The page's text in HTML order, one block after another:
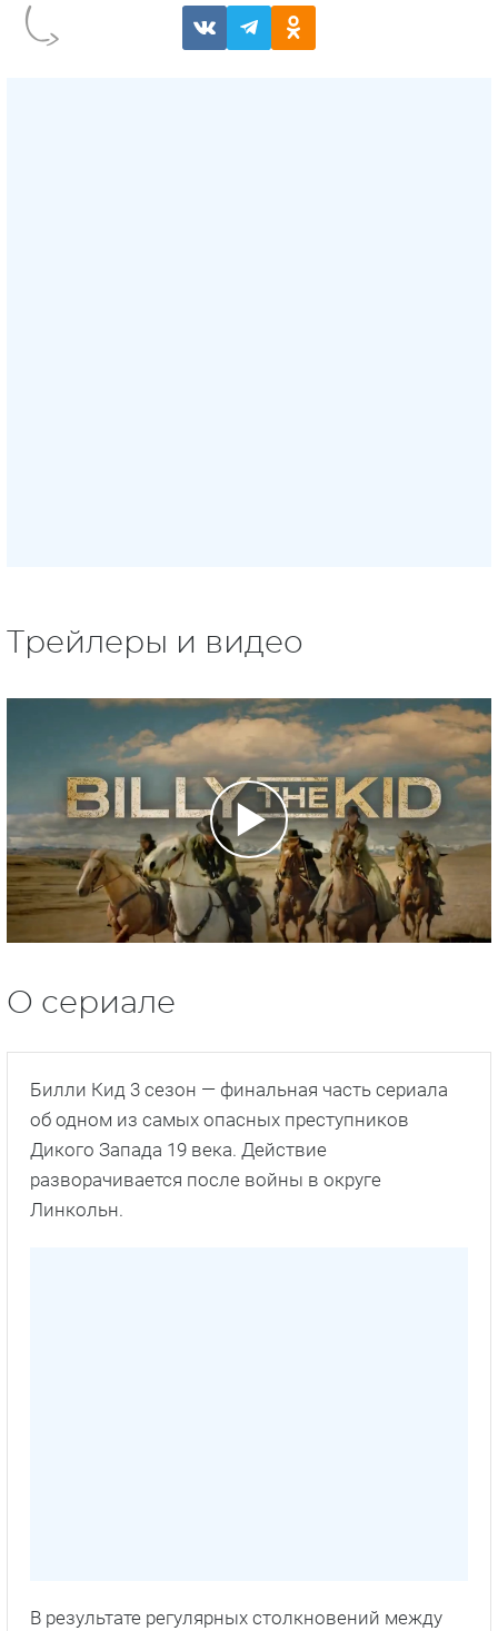
Трейлеры и видео
О сериале
Билли Кид 3 сезон — финальная часть сериала
об одном из самых опасных преступников
Дикого Запада 19 века. Действие
разворачивается после войны в округе
Линкольн.
В результате регулярных столкновений между